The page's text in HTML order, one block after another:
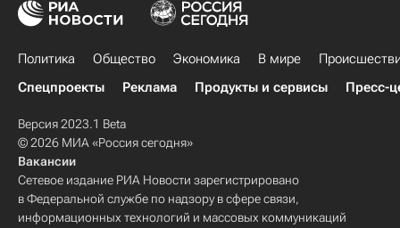
Политика Общество Экономика В мире
Спецпроекты
Реклама Продукты и сервисы Пресс-
Версия 2023.1 Beta
© 2026 МИА «Россия сегодня»
Вакансии
Сетевое издание РИА Новости зарегистрировано
в Федеральной службе по надзору в сфере связи,
информационных технологий и массовых коммуникаций